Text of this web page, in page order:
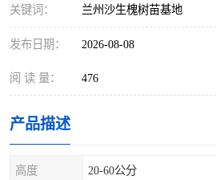
关键词： 兰州沙生槐树苗基地
发布日期： 2026-08-08
阅 读 量： 476
产品描述
高度 20-60公分